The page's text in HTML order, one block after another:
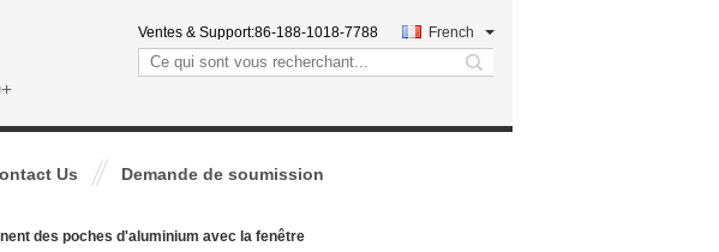
Ventes & Support:86-188-1018-7788 French
search
Us Demande de soumission
des poches d'aluminium avec la fenêtre